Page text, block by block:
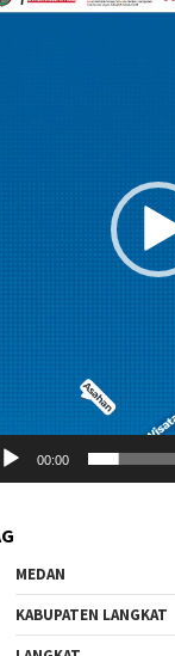
00:00
MEDAN
KABUPATEN LANGKAT